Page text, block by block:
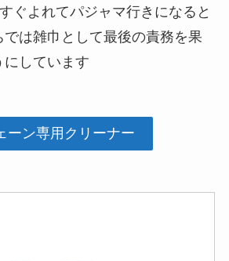
ぐよれてパジャマ行きになると
は雑巾として最後の責務を果
にしています
ーン専用クリーナー